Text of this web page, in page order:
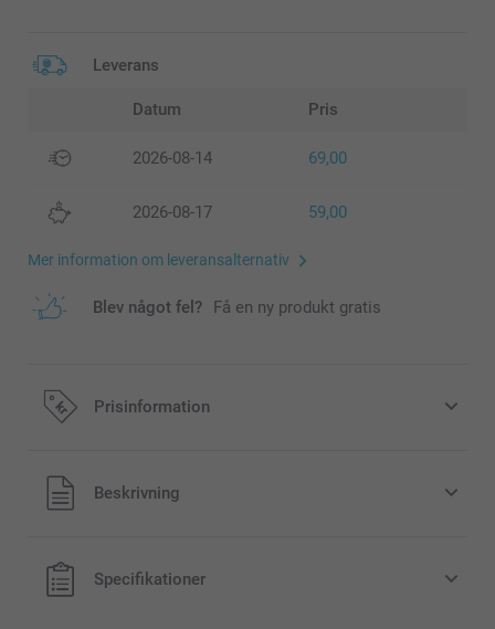
Leverans
Datum Pris
2026-08-14 69,00
2026-08-17 59,00
Mer information om leveransalternativ
Blev något fel? Få en ny produkt gratis
Prisinformation
Alla priser är i svenska kronor (SEK), inklusive moms och
exklusive porto.
Beskrivning
Specifikationer